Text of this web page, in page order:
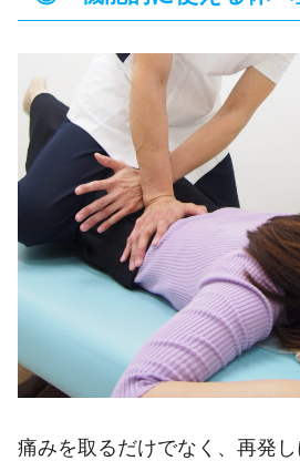
痛みを取るだけでなく、再発